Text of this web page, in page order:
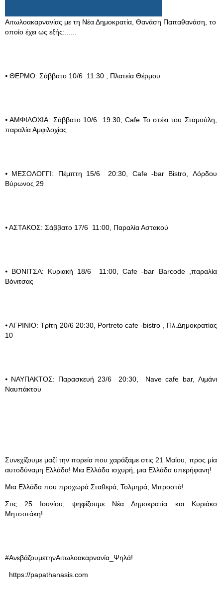
Αιτωλοακαρνανίας με τη Νέα Δημοκρατία, Θανάση Παπαθανάση, το
οποίο έχει ως εξής:......
⦁ ΘΕΡΜΟ: Σάββατο 10/6 11:30 , Πλατεία Θέρμου
⦁ ΑΜΦΙΛΟΧΙΑ: Σάββατο 10/6 19:30, Cafe Το στέκι του Σταμούλη,
παραλία Αμφιλοχίας
⦁ ΜΕΣΟΛΟΓΓΙ: Πέμπτη 15/6 20:30, Cafe -bar Βistro, Λόρδου
Βύρωνος 29
⦁ ΑΣΤΑΚΟΣ: Σάββατο 17/6 11:00, Παραλία Αστακού
⦁ ΒΟΝΙΤΣΑ: Κυριακή 18/6 11:00, Cafe -bar Barcode ,παραλία
Βόνιτσας
⦁ ΑΓΡΙΝΙΟ: Τρίτη 20/6 20:30, Portreto cafe -bistro , Πλ.Δημοκρατίας
10
⦁ ΝΑΥΠΑΚΤΟΣ: Παρασκευή 23/6 20:30, Nave cafe bar, Λιμάνι
Ναυπάκτου
Συνεχίζουμε μαζί την πορεία που χαράξαμε στις 21 Μαΐου, προς μία
αυτοδύναμη Ελλάδα! Μια Ελλάδα ισχυρή, μια Ελλάδα υπερήφανη!
Μια Ελλάδα που προχωρά Σταθερά, Τολμηρά, Μπροστά!
Στις 25 Ιουνίου, ψηφίζουμε Νέα Δημοκρατία και Κυριάκο
Μητσοτάκη!
#ΑνεβάζουμετηνΑιτωλοακαρνανία_Ψηλά!
https://papathanasis.com